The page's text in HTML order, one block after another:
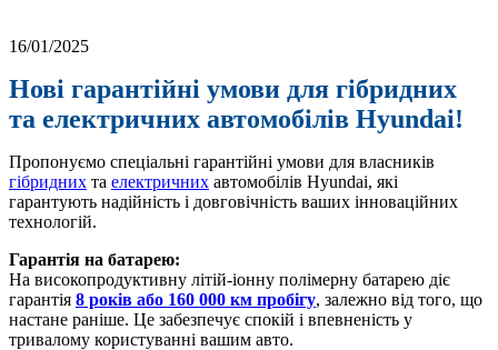
16/01/2025
Нові гарантійні умови для гібридних
та електричних автомобілів Hyundai!
Пропонуємо спеціальні гарантійні умови для власників
гібридних та електричних автомобілів Hyundai, які
гарантують надійність і довговічність ваших інноваційних
технологій.
Гарантія на батарею:
На високопродуктивну літій-іонну полімерну батарею діє
гарантія 8 років або 160 000 км пробігу, залежно від того, що
настане раніше. Це забезпечує спокій і впевненість у
тривалому користуванні вашим авто.